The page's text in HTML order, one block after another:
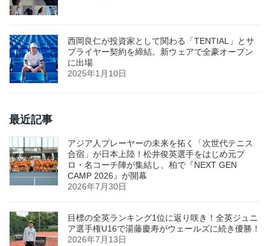
西岡良仁が投資家として関わる「TENTIAL」とサ
プライヤー契約を締結。新ウェアで全豪オープン
に出場
2025年1月10日
最近記事
アジア人プレーヤーの未来を拓く「次世代テニス
合宿」が日本上陸！松井俊英選手をはじめ元プ
ロ・名コーチ陣が集結し、柏で『NEXT GEN
CAMP 2026』が開幕
2026年7月30日
目標の全英ランキング1位に返り咲き！全英ジュニ
ア選手権U16で湯藤慶寿がウェールズに続き優勝！
2026年7月13日